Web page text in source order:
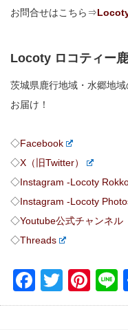
お問合せはこちら⇒
Locoty ロコティー
茨城県鹿行地域・水郷地
お届け！
◇Facebook
◇X（旧Twitter）
◇Instagram -Locoty
◇Instagram -Locoty
◇Youtube公式チャンネ
◇Threads
Twitter